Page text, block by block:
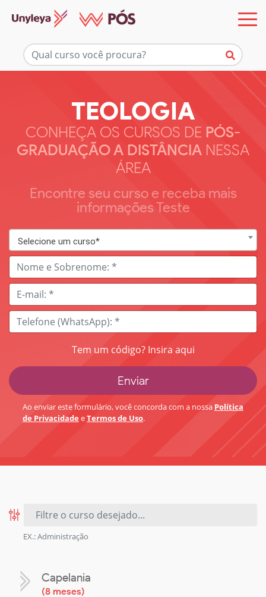
TEOLOGIA
CONHEÇA OS CURSOS DE PÓS-
GRADUAÇÃO A DISTÂNCIA NESSA
ÁREA
Encontre seu curso e receba mais
informações Teste
Selecione um curso*
Tem um código? Insira aqui
Ao enviar este formulário, você concorda com a nossa Política
de Privacidade eTermos de Uso.
EX.: Administração
Capelania
(8 meses)